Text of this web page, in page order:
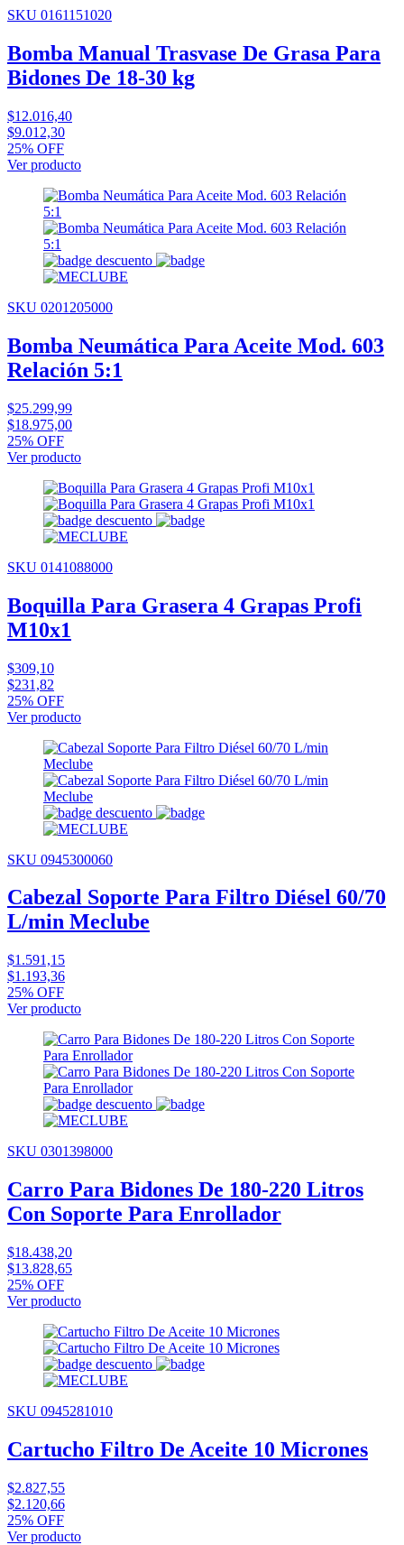
SKU 0161151020
Bomba Manual Trasvase De Grasa Para
Bidones De 18-30 kg
$12.016,40
$9.012,30
25% OFF
Ver producto
SKU 0201205000
Bomba Neumática Para Aceite Mod. 603
Relación 5:1
$25.299,99
$18.975,00
25% OFF
Ver producto
SKU 0141088000
Boquilla Para Grasera 4 Grapas Profi
M10x1
$309,10
$231,82
25% OFF
Ver producto
SKU 0945300060
Cabezal Soporte Para Filtro Diésel 60/70
L/min Meclube
$1.591,15
$1.193,36
25% OFF
Ver producto
SKU 0301398000
Carro Para Bidones De 180-220 Litros
Con Soporte Para Enrollador
$18.438,20
$13.828,65
25% OFF
Ver producto
SKU 0945281010
Cartucho Filtro De Aceite 10 Micrones
$2.827,55
$2.120,66
25% OFF
Ver producto